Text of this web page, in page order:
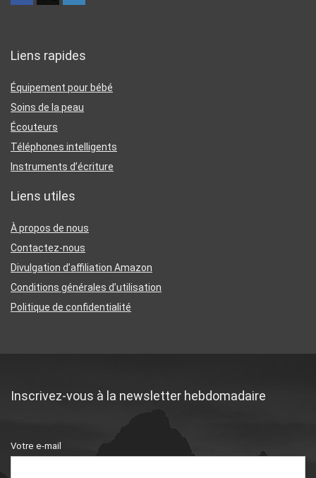
Liens rapides
Équipement pour bébé
Soins de la peau
Écouteurs
Téléphones intelligents
Instruments d’écriture
Liens utiles
À propos de nous
Contactez-nous
Divulgation d’affiliation Amazon
Conditions générales d’utilisation
Politique de confidentialité
Inscrivez-vous à la newsletter hebdomadaire
Votre e-mail